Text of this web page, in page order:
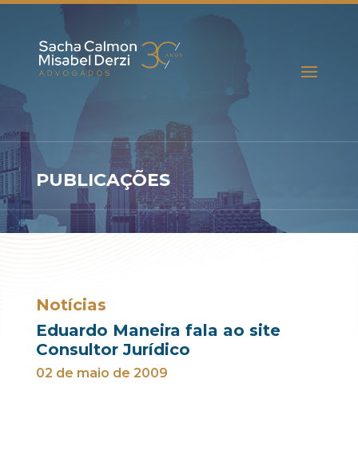
PUBLICAÇÕES
Notícias
Eduardo Maneira fala ao site
Consultor Jurídico
02 de maio de 2009